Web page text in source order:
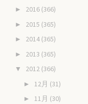
► 2016 (366)
► 2015 (365)
► 2014 (365)
► 2013 (365)
▼ 2012 (366)
► 12月 (31)
► 11月 (30)